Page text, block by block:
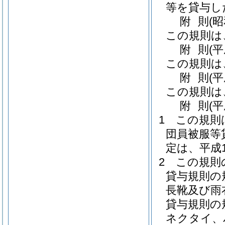
等を貸与
附 則 (
この規則
附 則 (
この規則
附 則 (
この規則
附 則 (
1
この規則
団員被服等
定は、平
2
この規則
貸与規則
長靴及び雨
貸与規則
ネクタイ